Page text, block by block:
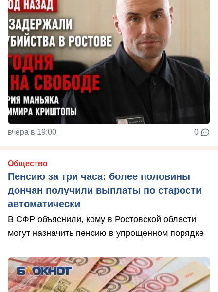
вчера в 19:00 0
Общество
Пенсию за три часа: более половины
дончан получили выплаты по старости
автоматически
В СФР объяснили, кому в Ростовской области
могут назначить пенсию в упрощенном порядке